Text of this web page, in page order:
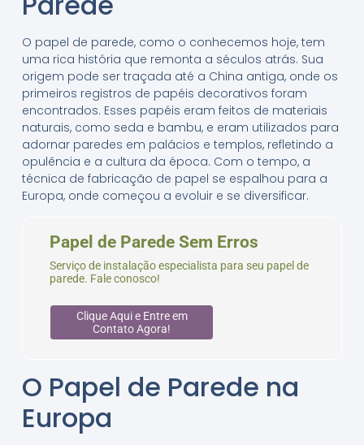
O papel de parede, como o conhecemos hoje, tem
uma rica história que remonta a séculos atrás. Sua
origem pode ser traçada até a China antiga, onde os
primeiros registros de papéis decorativos foram
encontrados. Esses papéis eram feitos de materiais
naturais, como seda e bambu, e eram utilizados para
adornar paredes em palácios e templos, refletindo a
opulência e a cultura da época. Com o tempo, a
técnica de fabricação de papel se espalhou para a
Europa, onde começou a evoluir e se diversificar.
Papel de Parede Sem Erros
Serviço de instalação especialista para seu papel de
parede. Fale conosco!
Clique Aqui e Entre em
Contato Agora!
O Papel de Parede na
Europa